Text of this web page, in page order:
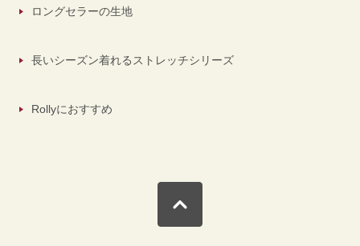
ロングセラーの生地
長いシーズン着れるストレッチシリーズ
Rollyにおすすめ